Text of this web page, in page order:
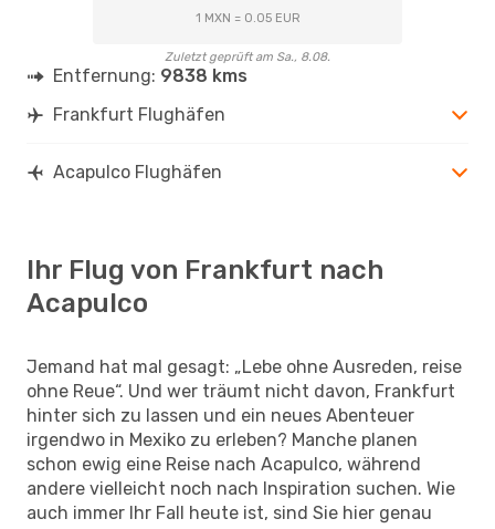
1 MXN = 0.05 EUR
Zuletzt geprüft am Sa., 8.08.
Entfernung: 9838 kms
Frankfurt Flughäfen
Acapulco Flughäfen
Ihr Flug von Frankfurt nach
Acapulco
Jemand hat mal gesagt: „Lebe ohne Ausreden, reise
ohne Reue“. Und wer träumt nicht davon, Frankfurt
hinter sich zu lassen und ein neues Abenteuer
irgendwo in Mexiko zu erleben? Manche planen
schon ewig eine Reise nach Acapulco, während
andere vielleicht noch nach Inspiration suchen. Wie
auch immer Ihr Fall heute ist, sind Sie hier genau